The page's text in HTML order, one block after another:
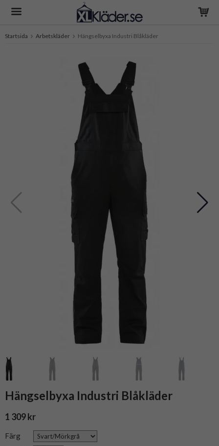
Startsida Arbetskläder Hängselbyxa Industri Blåkläder
Hängselbyxa Industri Blåkläder
1 309 kr
Färg